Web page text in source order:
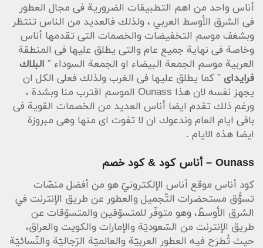
أناس واحد من اهم التطبيقات الضرورية فى مجال العطور
فى الشرق الأوسط العربي ، ولذلك فالعديد من الناس تنتظر
وبشغف موسم التخفيضات والخصمات التى تقدمها أناس
وخاصة فى نهاية جميع عام والتى يطلق عليها فى المنطقة
العربية موسم الجمعة البيضاء او الجمعة السوداء ” البلاك
فرايداى ” كما يطلق عليها فى الغرب ولذلك فعلى الكل ان
يجهز نفسه لان هذا Ounass الموسم اقترب منا وبشدة ،
ورغم ذلك تقدم ايضا أناس العديد من الخصمات القوية فى
باقى ايام العام وندعوك ان لا تفوت اى منها وهى مبروزة
ايضا هذه الايام .
Ounass – أناس كود & كود خصم
كود أناس موقع أناس الإلكترونيّ هو من أفضل منصّات
تسوُّق مستحضرات التّجميل والعطور عن طريق الإنترنت في
الشرق الأوسطّ، وهو متوفّر للمتسوّقين والمتسوّقات عن
طريق الإنترنت من السّعوديّة والإمارات والكويت والعراق،
حيث تُطرَح فيه العطور العربيّة والعالميّة الرّجاليّة والنّسائيّة